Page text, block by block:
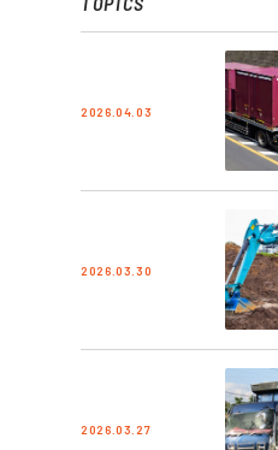
2026.04.03
2026.03.30
2026.03.27